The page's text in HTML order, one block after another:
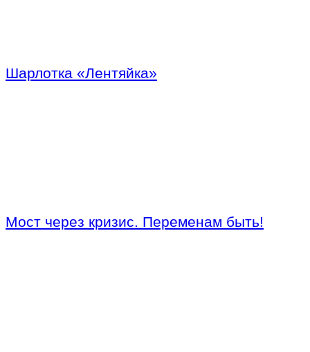
Шарлотка «Лентяйка»
Мост через кризис. Переменам быть!